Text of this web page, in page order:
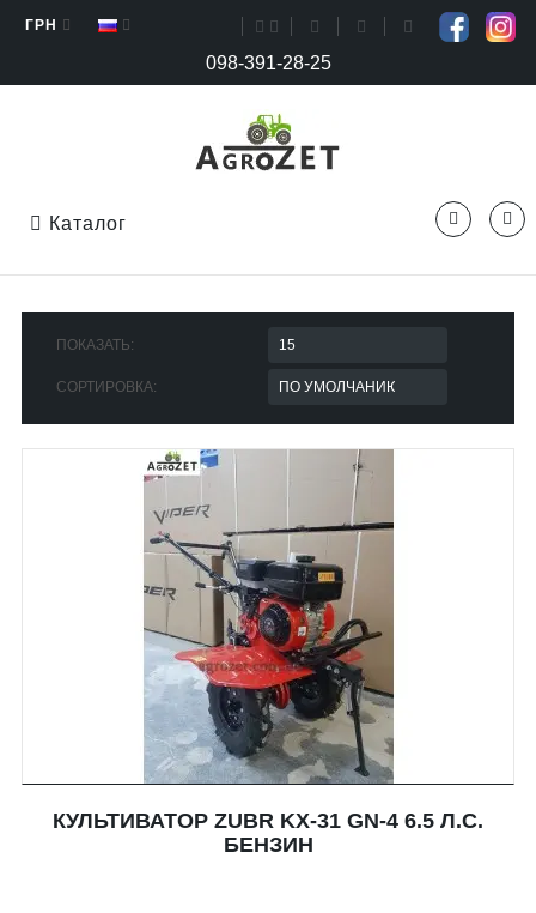
ГРН
098-391-28-25
Каталог
ПОКАЗАТЬ:
СОРТИРОВКА:
КУЛЬТИВАТОР ZUBR KX-31 GN-4 6.5 Л.С.
БЕНЗИН